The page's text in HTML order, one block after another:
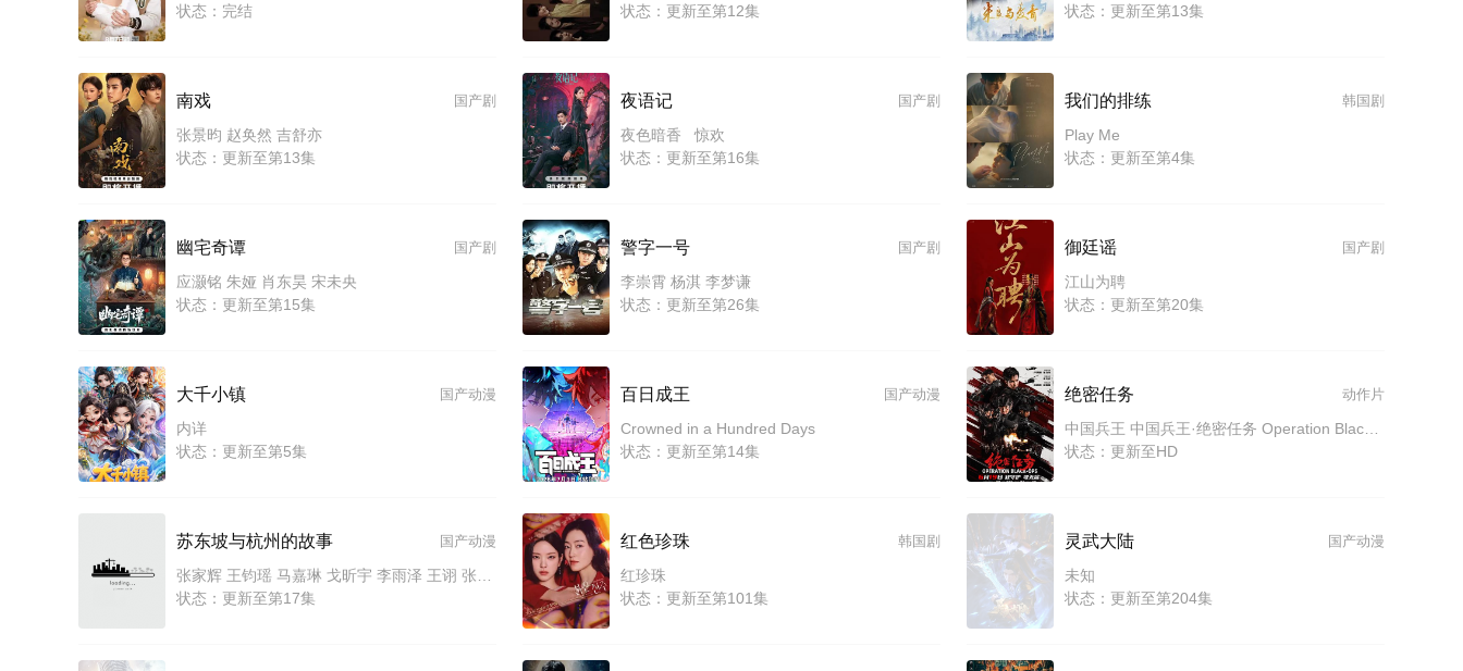
状态：完结
状态：更新至第12集
状态：更新至第13集
国产剧
南戏
张景昀 赵奂然 吉舒亦
状态：更新至第13集
国产剧
夜语记
夜色暗香 惊欢
状态：更新至第16集
韩国剧
我们的排练
Play Me
状态：更新至第4集
国产剧
幽宅奇谭
应灏铭 朱娅 肖东昊 宋未央
状态：更新至第15集
国产剧
警字一号
李崇霄 杨淇 李梦谦
状态：更新至第26集
国产剧
御廷谣
江山为聘
状态：更新至第20集
国产动漫
大千小镇
内详
状态：更新至第5集
国产动漫
百日成王
Crowned in a Hundred Days
状态：更新至第14集
动作片
绝密任务
状态：更新至HD
国产动漫
苏东坡与杭州的故事
状态：更新至第17集
韩国剧
红色珍珠
红珍珠
状态：更新至第101集
国产动漫
灵武大陆
未知
状态：更新至第204集